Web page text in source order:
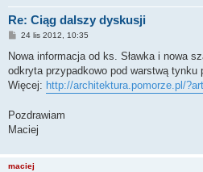
Re: Ciąg dalszy dyskusji
P
s
24 lis 2012, 10:35
Nowa informacja od ks. Sławka i nowa
odkryta przypadkowo pod warstwą tynku
Więcej: http://architektura.pomorze.pl/
Pozdrawiam
Maciej
maciej